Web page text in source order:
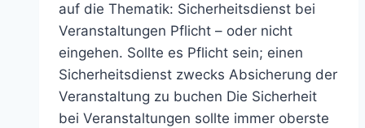
auf die Thematik: Sicherheitsdienst bei
Veranstaltungen Pflicht – oder nicht
eingehen. Sollte es Pflicht sein; einen
Sicherheitsdienst zwecks Absicherung der
Veranstaltung zu buchen Die Sicherheit
bei Veranstaltungen sollte immer oberste